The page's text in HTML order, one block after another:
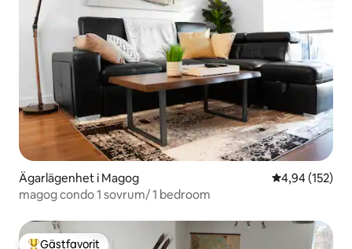
Ägarlägenhet i Magog 4,94 av 5 i
4,94 (152)
magog condo 1 sovrum/ 1 bedroom
Gästfavorit